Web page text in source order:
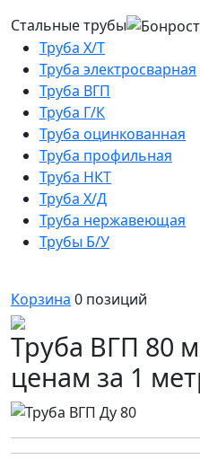
Стальные трубы
Труба Х/Т
Труба электросварная
Труба ВГП
Труба Г/К
Труба оцинкованная
Труба профильная
Труба НКТ
Труба Х/Д
Труба нержавеющая
Трубы Б/У
Корзина 0 позиций
Труба ВГП 80
ценам за 1